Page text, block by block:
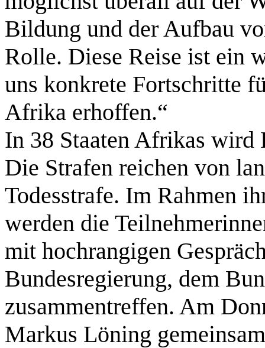
Bildung und der Aufbau
Rolle. Diese Reise ist ein
uns konkrete Fortschritte
Afrika erhoffen.“
In 38 Staaten Afrikas
Die Strafen reichen von
Todesstrafe. Im Rahmen
werden die
mit hochrangigen
Bundesregierung, dem
zusammentreffen. Am
Markus Löning